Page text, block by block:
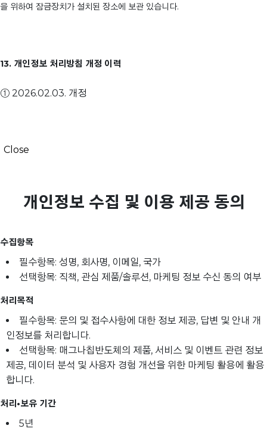
을 위하여 잠금장치가 설치된 장소에 보관 있습니다.
13. 개인정보 처리방침 개정 이력
① 2026.02.03. 개정
Close
개인정보 수집 및 이용 제공 동의
수집항목
필수항목: 성명, 회사명, 이메일, 국가
선택항목: 직책, 관심 제품/솔루션, 마케팅 정보 수신 동의 여부
처리목적
필수항목: 문의 및 접수사항에 대한 정보 제공, 답변 및 안내 개
인정보를 처리합니다.
선택항목: 매그나칩반도체의 제품, 서비스 및 이벤트 관련 정보
제공, 데이터 분석 및 사용자 경험 개선을 위한 마케팅 활용에 활용
합니다.
처리•보유 기간
5년